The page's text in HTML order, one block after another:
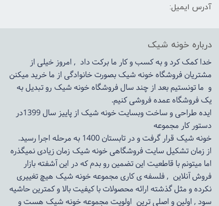
آدرس ایمیل:
درباره خونه شیک
خدا کمک کرد و به کسب و کار ما برکت داد , امروز خیلی از
مشتریان فروشگاه خونه شیک بصورت خانوادگی از ما خرید میکنن
و ما تونستیم بعد از چند سال فروشگاهخونه شیکرو تبدیل به
یک فروشگاه عمده فروشی کنیم.
ایده طراحی و ساخت وبسایت خونه شیک از پاییز سال 1399در
دستور کار مجموعه
خونه شیک قرار گرفت و در تابستان 1400 به مرحله اجرا رسید.
از زمان تشکیل سایت فروشگاهیخونه شیکزمان زیادی نمیگذره
اما میتونم با قاطعیت این تضمین رو بدم که در این آشفته بازار
فروش آنلاین , فلسفه ی کاری مجموعهخونه شیک هیچ تغییری
نکرده و مثل گذشته ارائه محصولات با کیفیت بالا و کمترین حاشیه
سود , اولین و اصلی ترین اولویت مجموعهخونه شیک هست و